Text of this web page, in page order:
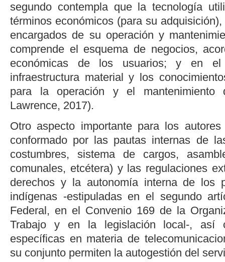
segundo contempla que la tecnología
términos económicos (para su
encargados de su operación y
comprende el esquema de negocios,
económicas de los usuarios; y en
infraestructura material y los
para la operación y el mantenimiento
Lawrence, 2017).
Otro aspecto importante para los
conformado por las pautas internas de
costumbres, sistema de cargos,
comunales, etcétera) y las regulaciones
derechos y la autonomía interna de los
indígenas -estipuladas en el segundo
Federal, en el Convenio 169 de la
Trabajo y en la legislación local-, así
específicas en materia de
su conjunto permiten la autogestión del